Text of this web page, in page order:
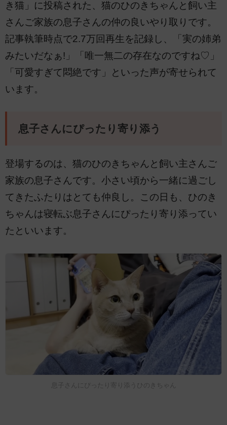
き猫」に投稿された、猫のひのきちゃんと飼い主
さんご家族の息子さんの仲の良いやり取りです。
記事執筆時点で2.7万回再生を記録し、「実の姉弟
みたいだなぁ!」「唯一無二の存在なのですね♡」
「可愛すぎて悶絶です」といった声が寄せられて
います。
息子さんにぴったり寄り添う
登場するのは、猫のひのきちゃんと飼い主さんご
家族の息子さんです。小さい頃から一緒に過ごし
てきたふたりはとても仲良し。この日も、ひのき
ちゃんは寝転ぶ息子さんにぴったり寄り添ってい
たといいます。
息子さんにぴったり寄り添うひのきちゃん